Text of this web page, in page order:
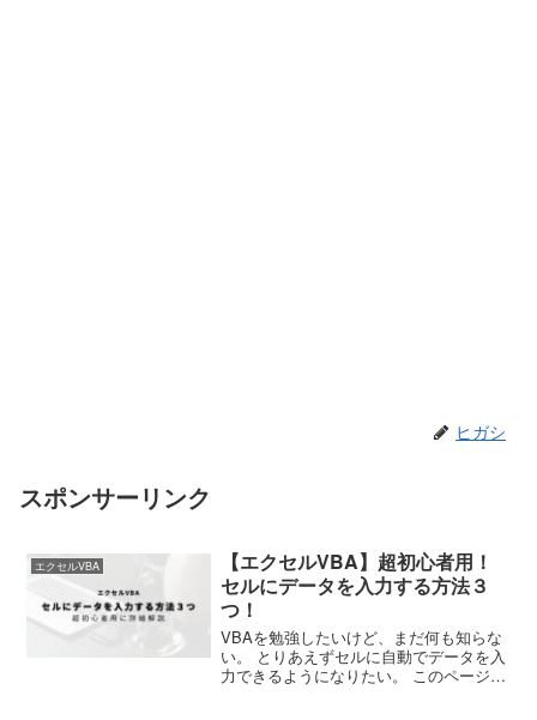
ヒガシ
スポンサーリンク
エクセルVBA
【エクセルVBA】超初心者用！
セルにデータを入力する方法３
つ！
VBAを勉強したいけど、まだ何も知らな
い。 とりあえずセルに自動でデータを入
力できるようになりたい。 このページで